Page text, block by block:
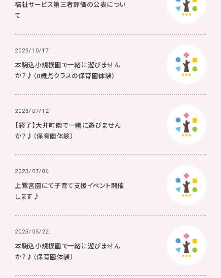
福祉サービス第三者評価の公表につい
て
2023/10/17
本駒込小規模園で一緒に遊びません
か？♪（0歳児クラスの保育園体験）
2023/07/12
【終了】大井町園で一緒に遊びません
か？♪（保育園体験）
2023/07/06
上鷺宮園にて子育て支援イベント開催
します♪
2023/05/22
本駒込小規模園で一緒に遊びません
か？♪（保育園体験）